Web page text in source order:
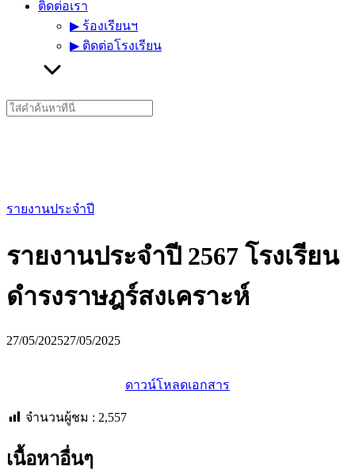
ติดต่อเรา
▶︎ ร้องเรียนฯ
▶︎ ติดต่อโรงเรียน
Search
for:
รายงานประจำปี
รายงานประจำปี 2567 โรงเรียน
ดำรงราษฎร์สงเคราะห์
27/05/202527/05/2025
ดาวน์โหลดเอกสาร
จำนวนผู้ชม : 2,557
เนื้อหาอื่นๆ